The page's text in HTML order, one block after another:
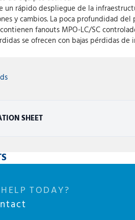
un rápido despliegue de la
y cambios. La poca profundidad
fanouts MPO-LC/SC
se ofrecen con bajas pérdidas
SHEET
TODAY?